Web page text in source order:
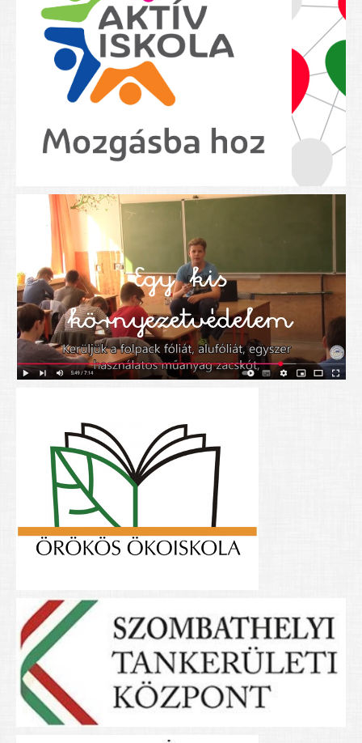
Kréta szülői segédlet
Felsős taneszközlista
BEISKOLÁZÁS 2026